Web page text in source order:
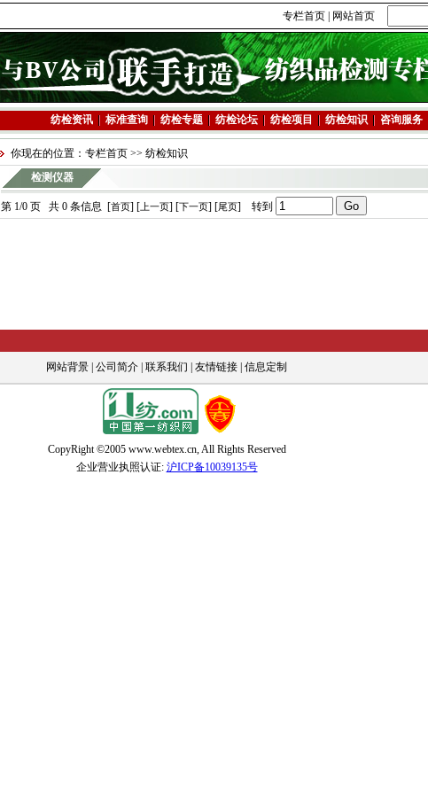
专栏首页 网站首页
纺检资讯 标准查询 纺检专题 纺检论坛 纺检项目 纺检知识 咨询服务
你现在的位置： 专栏首页 >> 纺检知识
检测仪器
第 1/0 页 共 0 条信息 [首页] [ 上一页] [下一页] [尾页] 转到
网站背景 公司简介 联系我们 友情链接 信息定制
CopyRight©2005 www.webtex.cn, All Rights Reserved
企业营业执照认证: 沪ICP备10039135号